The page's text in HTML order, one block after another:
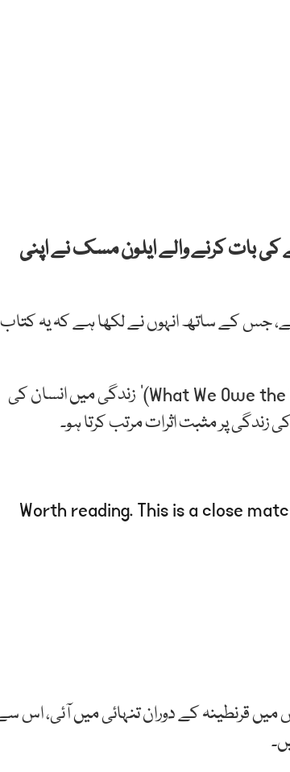
کی بات کرنے والے ایلون مسک نے اپنی
جس کے ساتھ انہوں نے لکھا ہے کہ یہ کتاب
مصنف ولیم میک آسکل کی کتاب’واٹ وی اوو دی فیوچر (What We Owe the Future)‘ زندگی میں انسان کی
پر مثبت اثرات مرتب کرتا ہو۔
Worth reading. This is a close
میں قرنطینہ کے دوران تنہائی میں آئی، اس